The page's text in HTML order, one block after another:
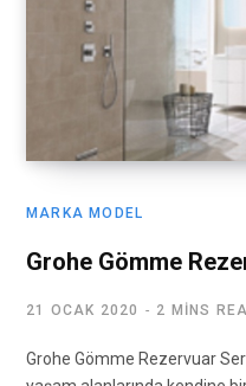
MARKA MODEL
Grohe Gömme
21 OCAK 2020 2 MINS
Grohe Gömme Rezervuar